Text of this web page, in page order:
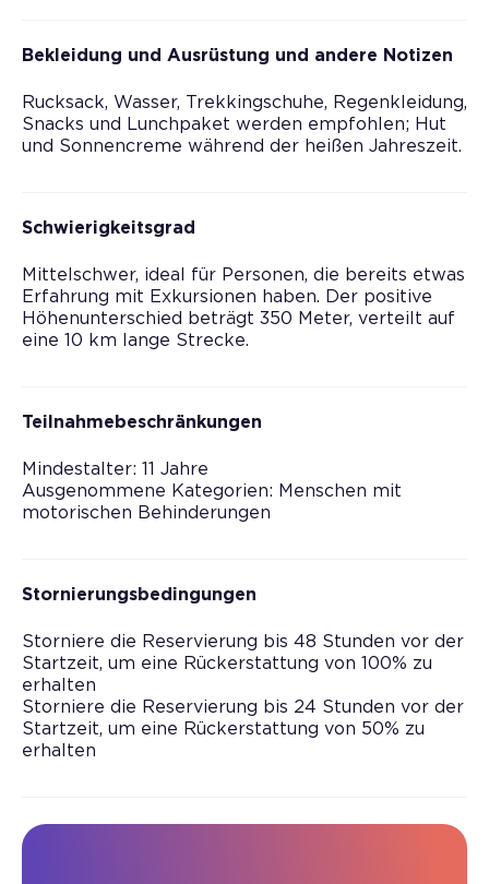
Bekleidung und Ausrüstung und andere Notizen
Rucksack, Wasser, Trekkingschuhe, Regenkleidung,
Snacks und Lunchpaket werden empfohlen; Hut
und Sonnencreme während der heißen Jahreszeit.
Schwierigkeitsgrad
Mittelschwer, ideal für Personen, die bereits etwas
Erfahrung mit Exkursionen haben. Der positive
Höhenunterschied beträgt 350 Meter, verteilt auf
eine 10 km lange Strecke.
Teilnahmebeschränkungen
Mindestalter: 11 Jahre
Ausgenommene Kategorien: Menschen mit
motorischen Behinderungen
Stornierungsbedingungen
Storniere die Reservierung bis 48 Stunden vor der
Startzeit, um eine Rückerstattung von 100% zu
erhalten
Storniere die Reservierung bis 24 Stunden vor der
Startzeit, um eine Rückerstattung von 50% zu
erhalten